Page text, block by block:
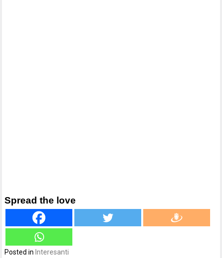
Spread the love
Posted in Interesanti